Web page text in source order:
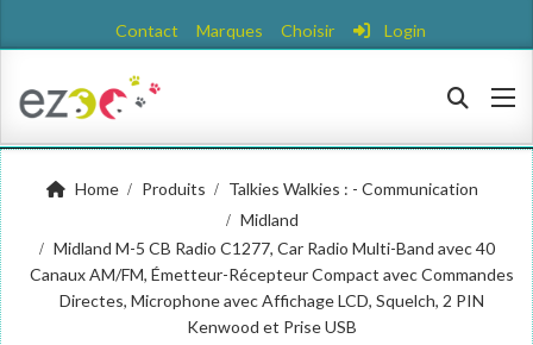
Contact Marques Choisir Login
Home Produits
Talkies Walkies : - Communication
Midland
Midland M-5 CB Radio C1277, Car Radio Multi-Band avec 40
Canaux AM/FM, Émetteur-Récepteur Compact avec Commandes
Directes, Microphone avec Affichage LCD, Squelch, 2 PIN
Kenwood et Prise USB